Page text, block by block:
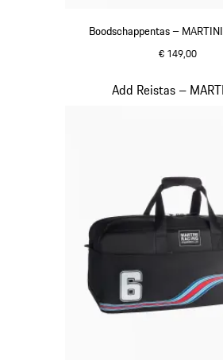
Boodschappentas –
€ 149,00
Add Reistas –